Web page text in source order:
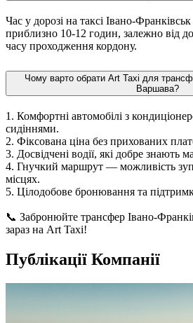
Час у дорозі на таксі Івано-
приблизно 10-12 годин, залежно від
часу проходження кордону.
Чому варто обрати Art Taxi для
Варшава?
1. Комфортні автомобілі з
сидіннями.
2. Фіксована ціна без прихованих
3. Досвідчені водії, які добре знають
4. Гнучкий маршрут — можливість
місцях.
5. Цілодобове бронювання та
📞 Забронюйте трансфер Івано-
зараз на Art Taxi!
Публікації Компанії